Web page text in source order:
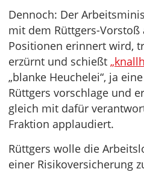
Dennoch: Der
mit dem Rüttgers-
Positionen erinnert wird,
erzürnt und schießt
„blanke Heuchelei“, ja
Rüttgers vorschlage und
gleich mit dafür
Fraktion applaudiert.
Rüttgers wolle die
einer Risikoversicherung